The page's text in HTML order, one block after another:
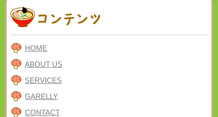
HOME
ABOUT US
SERVICES
GARELLY
CONTACT